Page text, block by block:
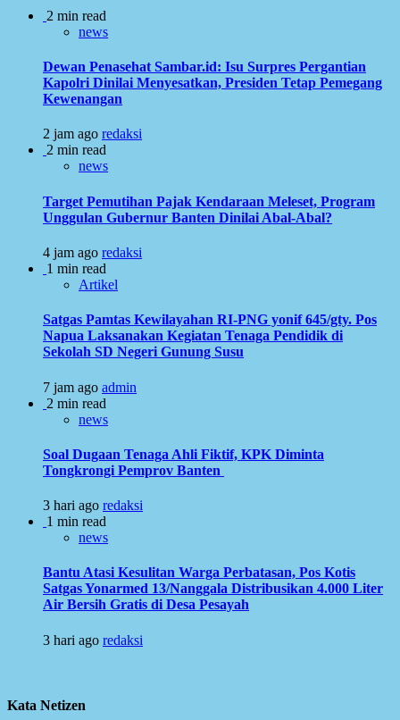
2 min read
news
Dewan Penasehat Sambar.id: Isu Surpres Pergantian
Kapolri Dinilai Menyesatkan, Presiden Tetap Pemegang
Kewenangan
2 jam ago redaksi
2 min read
news
Target Pemutihan Pajak Kendaraan Meleset, Program
Unggulan Gubernur Banten Dinilai Abal-Abal?
4 jam ago redaksi
1 min read
Artikel
Satgas Pamtas Kewilayahan RI-PNG yonif 645/gty. Pos
Napua Laksanakan Kegiatan Tenaga Pendidik di
Sekolah SD Negeri Gunung Susu
7 jam ago admin
2 min read
news
Soal Dugaan Tenaga Ahli Fiktif, KPK Diminta
Tongkrongi Pemprov Banten
3 hari ago redaksi
1 min read
news
Bantu Atasi Kesulitan Warga Perbatasan, Pos Kotis
Satgas Yonarmed 13/Nanggala Distribusikan 4.000 Liter
Air Bersih Gratis di Desa Pesayah
3 hari ago redaksi
Kata Netizen